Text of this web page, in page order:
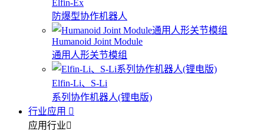
Elfin-Ex
防爆型协作机器人
Humanoid Joint Module
通用人形关节模组
Elfin-Li、S-Li
系列协作机器人(锂电版)
行业应用
应用行业